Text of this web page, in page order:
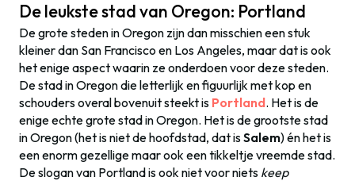
De leukste stad van Oregon: Portland
De grote steden in Oregon zijn dan misschien een stuk
kleiner dan San Francisco en Los Angeles, maar dat is ook
het enige aspect waarin ze onderdoen voor deze steden.
De stad in Oregon die letterlijk en figuurlijk met kop en
schouders overal bovenuit steekt is Portland. Het is de
enige echte grote stad in Oregon. Het is de grootste stad
in Oregon (het is niet de hoofdstad, dat isSalem) én het is
een enorm gezellige maar ook een tikkeltje vreemde stad.
De slogan van Portland is ook niet voor niets keep